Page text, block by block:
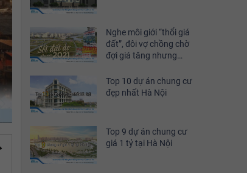
Nghe môi giới “thổi giá
đất”, đôi vợ chồng chờ
đợi giá tăng nhưng
tài sản “bay” mất hơn 2
tỷ
Top 10 dự án chung cư
đẹp nhất Hà Nội
Top 9 dự án chung cư
giá 1 tỷ tại Hà Nội